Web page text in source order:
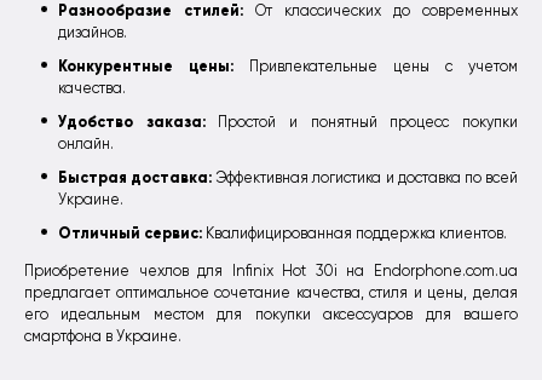
Разнообразие стилей: От классических до современных
дизайнов.
Конкурентные цены: Привлекательные цены с учетом
качества.
Удобство заказа:Простой и понятный процесс покупки
онлайн.
Быстрая доставка: Эффективная логистика и доставка по всей
Украине.
Отличный сервис: Квалифицированная поддержка клиентов.
Приобретение чехлов для Infinix Hot 30i на Endorphone.com.ua
предлагает оптимальное сочетание качества, стиля и цены, делая
его идеальным местом для покупки аксессуаров для вашего
смартфона в Украине.